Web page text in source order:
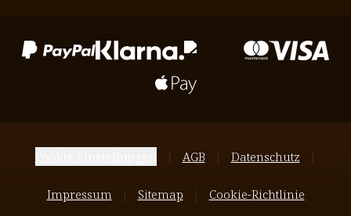
AGB Datenschutz
Impressum Sitemap Cookie-Richtlinie